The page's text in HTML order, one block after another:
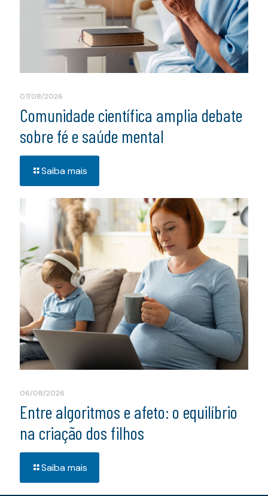
07/08/2026
Comunidade científica amplia debate
sobre fé e saúde mental
Saiba mais
06/08/2026
Entre algoritmos e afeto: o equilíbrio
na criação dos filhos
Saiba mais